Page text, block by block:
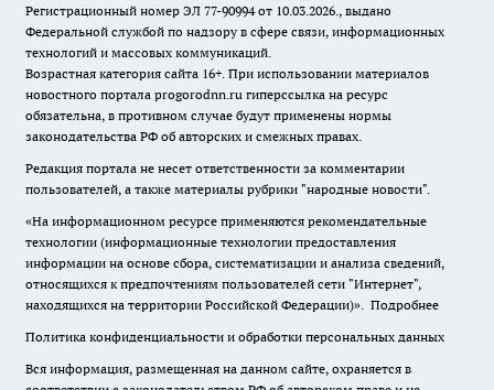
Регистрационный номер ЭЛ 77-90994 от 10.03.2026., выдано
Федеральной службой по надзору в сфере связи, информационных
технологий и массовых коммуникаций.
Возрастная категория сайта 16+. При использовании материалов
новостного портала progorodnn.ru гиперссылка на ресурс
обязательна, в противном случае будут применены нормы
законодательства РФ об авторских и смежных правах.
Редакция портала не несет ответственности за комментарии
пользователей, а также материалы рубрики "народные новости".
«На информационном ресурсе применяются рекомендательные
технологии (информационные технологии предоставления
информации на основе сбора, систематизации и анализа сведений,
относящихся к предпочтениям пользователей сети "Интернет",
находящихся на территории Российской Федерации)». Подробнее
Политика конфиденциальности и обработки персональных данных
Вся информация, размещенная на данном сайте, охраняется в